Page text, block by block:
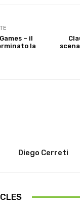
– il
la
Diego Cerreti